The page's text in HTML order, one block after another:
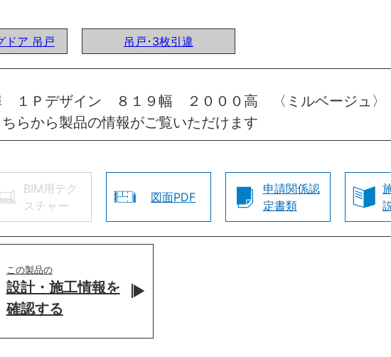
ドア 吊戸 吊戸･3枚引違
１Ｐデザイン ８１９幅 ２０００高 〈ミルベージュ
らから製品の情報がご覧いただけます
BIM用テク
スチャー
図面PDF
申請関係認
定書類
この製品の
設計・施工情報を
確認する